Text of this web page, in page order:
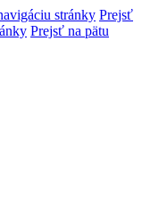
stránky Prejsť
Prejsť na pätu